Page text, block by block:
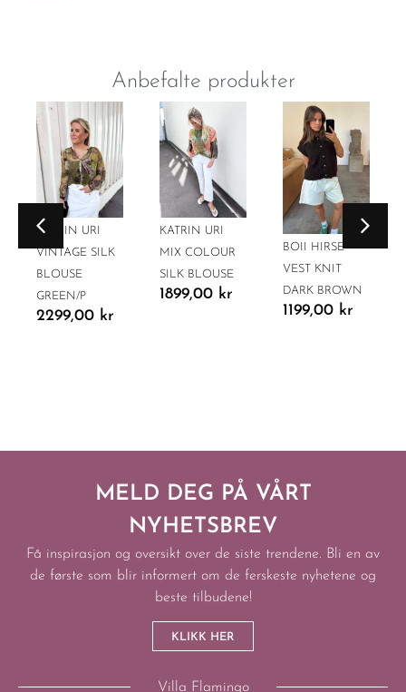
Anbefalte produkter
KATRIN URI
VINTAGE SILK
BLOUSE
GREEN/P
2299,00 kr
KATRIN URI
MIX COLOUR
SILK BLOUSE
1899,00 kr
BOII HIRSE
VEST KNIT
DARK BROWN
1199,00 kr
MELD DEG PÅ VÅRT
NYHETSBREV
Få inspirasjon og oversikt over de siste trendene. Bli en av
de første som blir informert om de ferskeste nyhetene og
beste tilbudene!
KLIKK HER
Villa Flamingo